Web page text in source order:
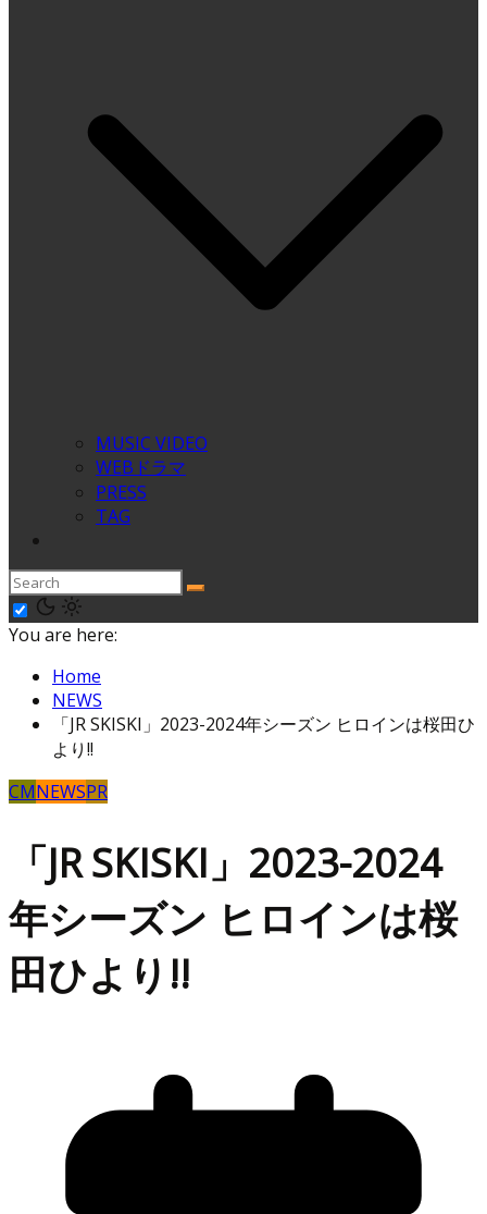
MUSIC VIDEO
WEBドラマ
PRESS
TAG
You are here:
Home
NEWS
「JR SKISKI」2023-2024年シーズン ヒロインは桜田ひ
より!!
CMNEWSPR
「JR SKISKI」2023-2024
年シーズン ヒロインは桜
田ひより!!